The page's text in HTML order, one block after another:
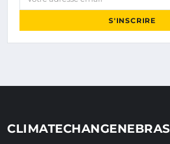
S'INSCRIRE